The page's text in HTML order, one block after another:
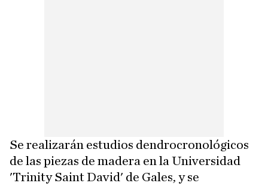
Se realizarán estudios dendrocronológicos
de las piezas de madera en la Universidad
'Trinity Saint David' de Gales, y se